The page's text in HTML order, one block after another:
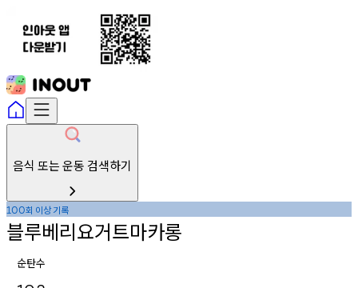
음식 또는 운동 검색하기
100회 이상기록
블루베리요거트마카롱
순탄수